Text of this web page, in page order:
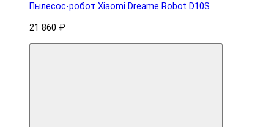
Пылесос-робот Xiaomi Dreame Robot D10S
21 860 ₽